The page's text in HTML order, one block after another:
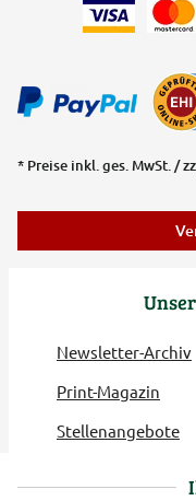
Newsletter-Archiv
Print-Magazin
Stellenangebote
* Preise inkl. ges. MwSt. /